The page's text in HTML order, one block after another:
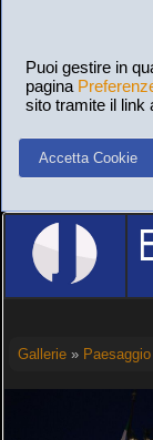
Puoi gestire in
pagina
sito tramite il link
Accetta Cookie
Gallerie»